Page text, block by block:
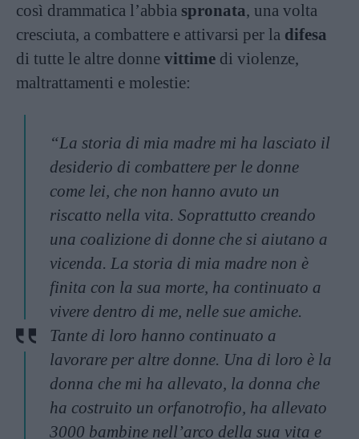
così drammatica l’abbia spronata, una volta
cresciuta, a combattere e attivarsi per la difesa
di tutte le altre donne vittime di violenze,
maltrattamenti e molestie:
“La storia di mia madre mi ha lasciato il
desiderio di combattere per le donne
come lei, che non hanno avuto un
riscatto nella vita. Soprattutto creando
una coalizione di donne che si aiutano a
vicenda. La storia di mia madre non è
finita con la sua morte, ha continuato a
vivere dentro di me, nelle sue amiche.
Tante di loro hanno continuato a
lavorare per altre donne. Una di loro è la
donna che mi ha allevato, la donna che
ha costruito un orfanotrofio, ha allevato
3000 bambine nell’arco della sua vita e